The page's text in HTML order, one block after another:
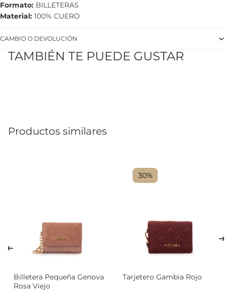
Formato BILLETERAS
Material 100% CUERO
CAMBIO O DEVOLUCIÓN
TAMBIÉN TE PUEDE GUSTAR
Productos similares
Billetera Pequeña Genova
Rosa Viejo
30%
Tarjetero Gambia Rojo